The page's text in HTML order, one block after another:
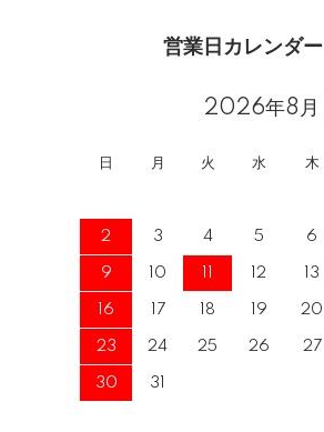
営業日カレンダー
2026年8月
日 月 火 水 木
2 3 4 5 6
9 10 12 13
16 17 18 19 20
23 24 25 26 27
30 31